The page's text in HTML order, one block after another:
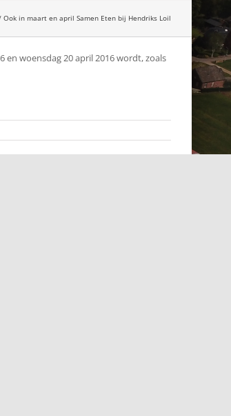
Ook in maart en april Samen Eten bij Hendriks Loil
en woensdag 20 april 2016 wordt, zoals